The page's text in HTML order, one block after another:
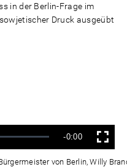
in der Berlin-Frage im
Druck ausgeübt
Verbleibende
Zeit
-0:00 Vollbild
von Berlin, Willy